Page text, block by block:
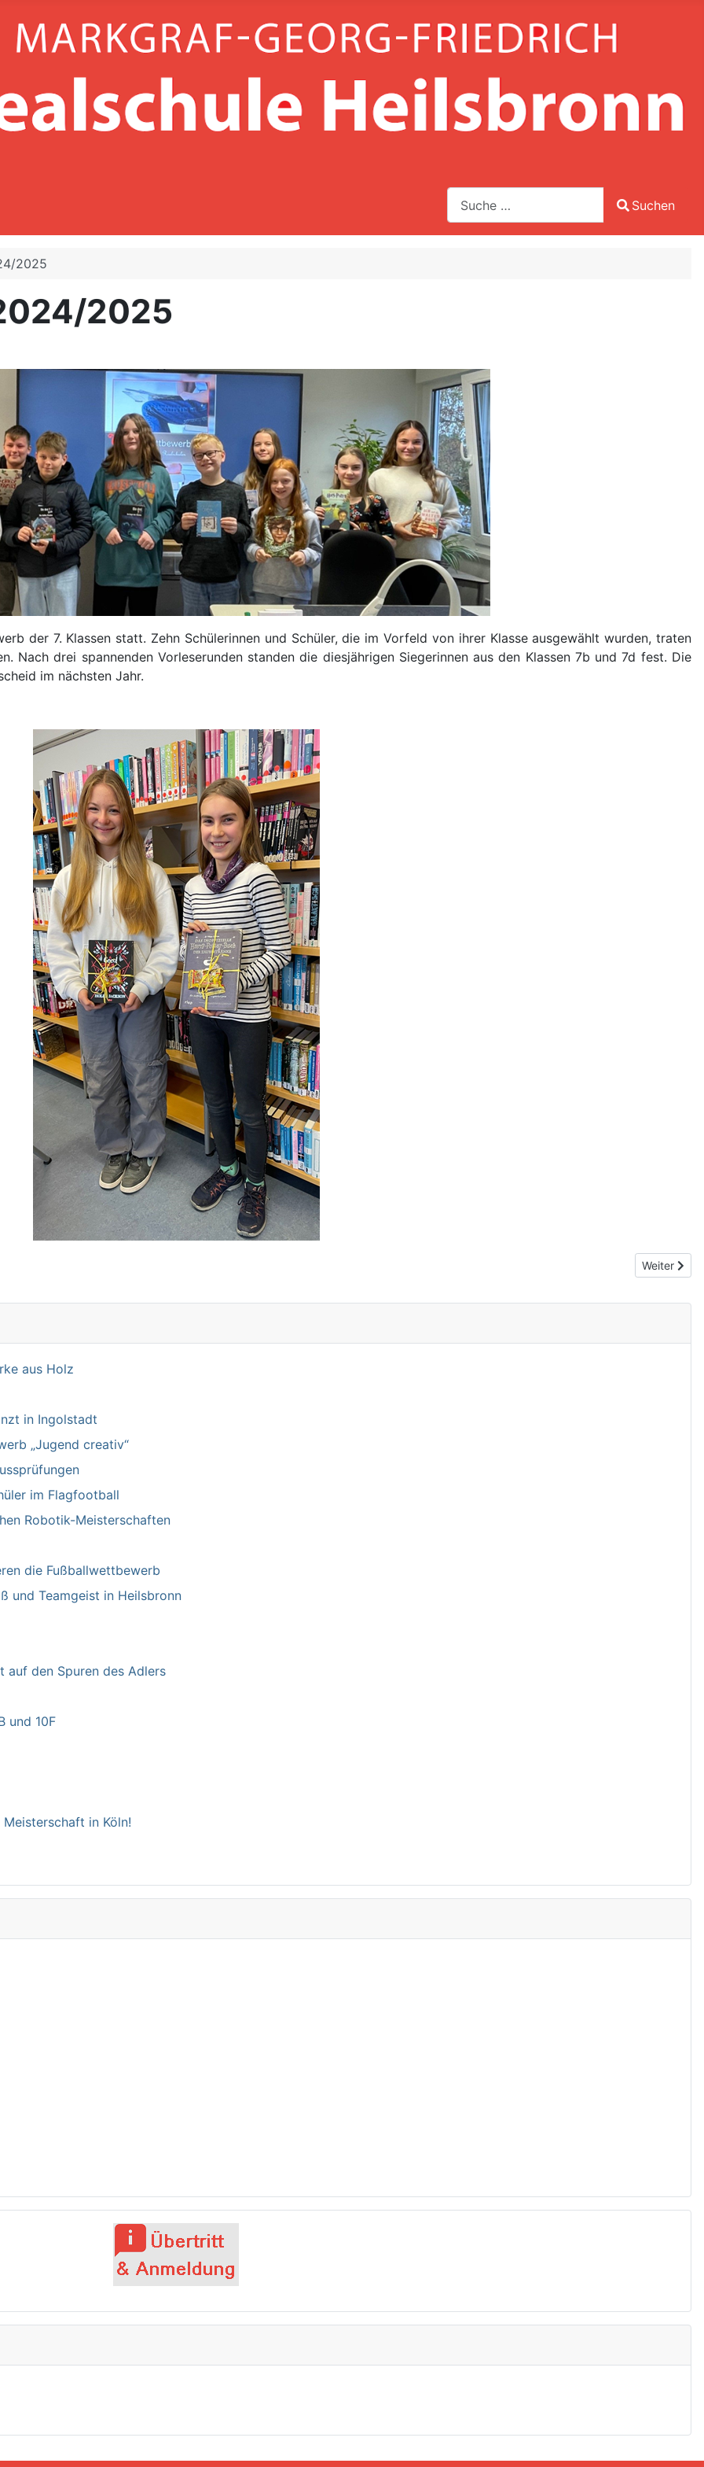
Suche
Type 2 or more characters for results.
Suchen
2025
2025
der 7. Klassen statt. Zehn Schülerinnen und Schüler, die im Vorfeld von ihrer Klasse ausgewählt wurden, traten
Nach drei spannenden Vorleserunden standen die diesjährigen Siegerinnen aus den Klassen 7b und 7d fest. Die
im nächsten Jahr.
Nächster
Weiter
aus Holz
in Ingolstadt
„Jugend creativ“
im Flagfootball
Robotik-Meisterschaften
die Fußballwettbewerb
und Teamgeist in Heilsbronn
auf den Spuren des Adlers
und 10F
in Köln!